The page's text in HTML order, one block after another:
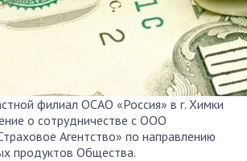
филиал ОСАО «Россия» в г. Химки
о сотрудничестве с ООО
Агентство» по направлению
продуктов Общества.